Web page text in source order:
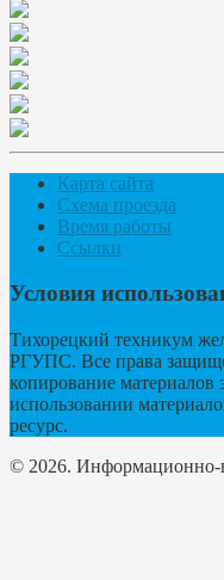
Карта сайта
Схема проезда
Время работы
Ссылки
Условия
Тихорецкий техникум
РГУПС. Все права
копирование материалов
использовании
ресурс.
© 2026. Информационно-